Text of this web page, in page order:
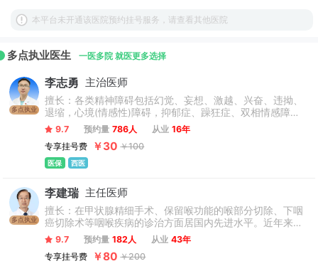
区一所集医疗、教学、科研、预防为一体的综合性医院。
本平台未开通该医院预约挂号服务，请查看其他医院
多点执业医生 一医多院 就医更多选择
多点执业
李志勇 主治医师
擅长：各类精神障碍包括幻觉、妄想、激越、兴奋、违拗、
退缩，心境(情感性)障碍，抑郁症、躁狂症、双相情感障
碍、恶劣心境等；焦虑障碍(惊恐障碍、恐怖障碍)、强迫障
碍、分离转换障碍、躯体形式障碍(胃肠神经症、心脏神经
症、疑病症)等；失眠症、不宁腿及睡行症等；由心理社会因
素引发或加重的躯体疾病等。
9.7 预约量 786人 从业 16年
专享挂号费
￥30 ￥100
医保 西医
多点执业
李建瑞 主任医师
擅长：在甲状腺精细手术、保留喉功能的喉部分切除、下咽
癌切除术等咽喉疾病的诊治方面居国内先进水平。近年来，
致力于鼻内镜及等离子手术等微创技术的研究与应用，对儿
童扁桃体、腺样体切除术居国内先进水平，成功开展手术两
千余例。
9.7 预约量 182人 从业 43年
专享挂号费
￥80 ￥200